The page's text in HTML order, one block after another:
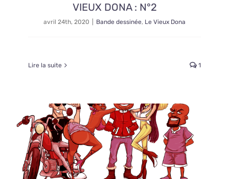
VIEUX DONA : N°2
avril 24th, 2020 Bande dessinée, Le Vieux Dona
Lire la suite 1